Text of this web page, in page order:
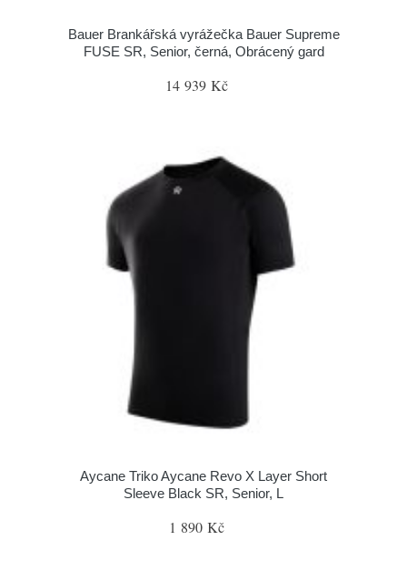
Bauer Brankářská vyrážečka Bauer Supreme
FUSE SR, Senior, černá, Obrácený gard
14 939 Kč
Aycane Triko Aycane Revo X Layer Short
Sleeve Black SR, Senior, L
1 890 Kč